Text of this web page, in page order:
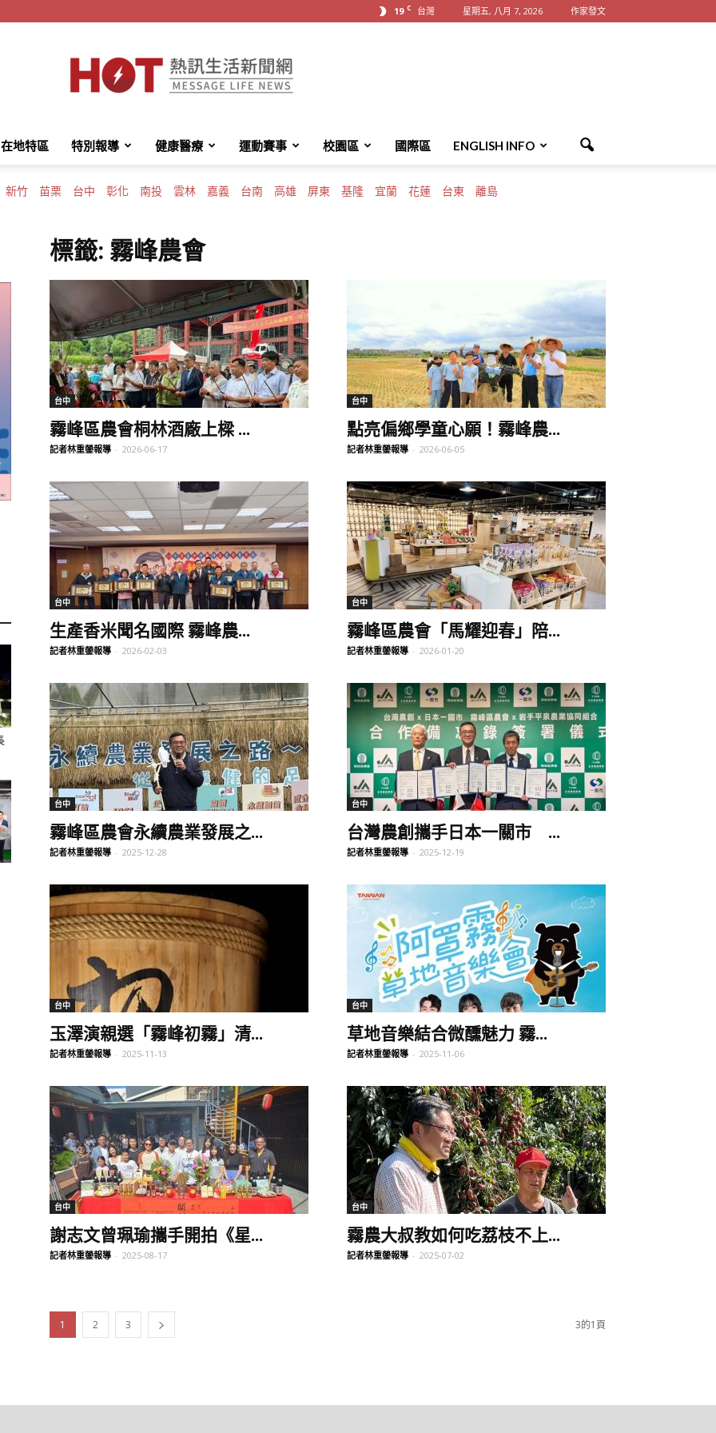
19 C 台灣 星期五, 八月 7, 2026 作家發文
HotMessage
熱
訊
活
聞
在地特區 特別報導 健康醫療 運動賽事 校園區 國際區 ENGLISH INFO
新竹 苗栗 台中 彰化 南投 雲林 嘉義 台南 高雄 屏東 基隆 宜蘭 花蓮 台東 離島
標籤: 霧峰農會
台中
霧峰區農會桐林酒廠上樑 ...
記者林重鎣報導 - 2026-06-17
台中
點亮偏鄉學童心願！霧峰農...
記者林重鎣報導 - 2026-06-05
台中
生產香米聞名國際 霧峰農...
記者林重鎣報導 - 2026-02-03
台中
霧峰區農會「馬耀迎春」陪...
記者林重鎣報導 - 2026-01-20
台中
霧峰區農會永續農業發展之...
記者林重鎣報導 - 2025-12-28
台中
台灣農創攜手日本一關市 ...
記者林重鎣報導 - 2025-12-19
台中
玉澤演親選「霧峰初霧」清...
記者林重鎣報導 - 2025-11-13
台中
草地音樂結合微醺魅力 霧...
記者林重鎣報導 - 2025-11-06
台中
謝志文曾珮瑜攜手開拍《星...
記者林重鎣報導 - 2025-08-17
台中
霧農大叔教如何吃荔枝不上...
記者林重鎣報導 - 2025-07-02
1 2 3 3的1頁